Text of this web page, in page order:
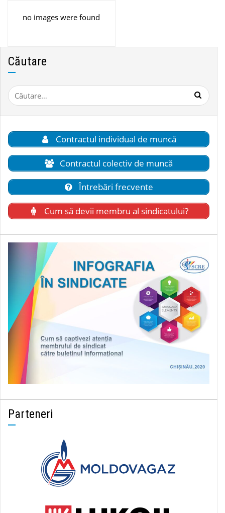
no images were found
Căutare
Caută
după:
Contractul individual de muncă
Contractul colectiv de muncă
Întrebări frecvente
Cum să devii membru al sindicatului?
Parteneri